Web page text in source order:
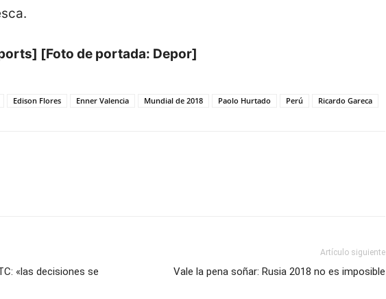
[Foto de portada: Depor]
Edison Flores Enner Valencia Mundial de 2018 Paolo Hurtado Perú Ricardo Gareca
«las decisiones se
Artículo siguiente
Vale la pena soñar: Rusia 2018 no es imposible